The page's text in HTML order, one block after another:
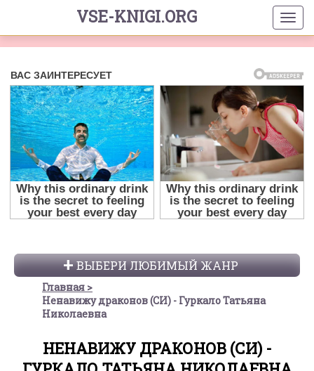
VSE-KNIGI.ORG
ВЫБЕРИ ЛЮБИМЫЙ ЖАНР
Главная
Ненавижу драконов (СИ) - Гуркало Татьяна
Николаевна
НЕНАВИЖУ ДРАКОНОВ (СИ) -